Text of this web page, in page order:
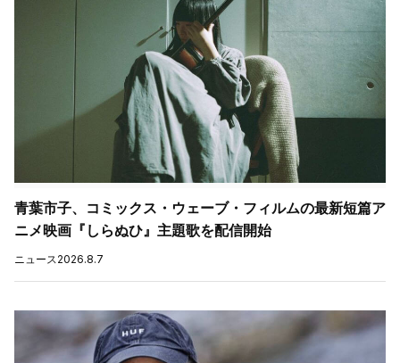
青葉市子、コミックス・ウェーブ・フィルムの最新短篇ア
ニメ映画『しらぬひ』主題歌を配信開始
ニュース2026.8.7